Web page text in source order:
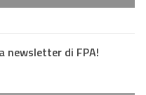
newsletter di FPA!